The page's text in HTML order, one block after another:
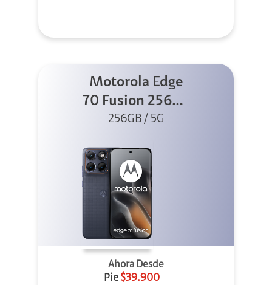
Motorola Edge
70 Fusion 256GB
Azul
256GB / 5G
Ahora Desde
Pie $39.900